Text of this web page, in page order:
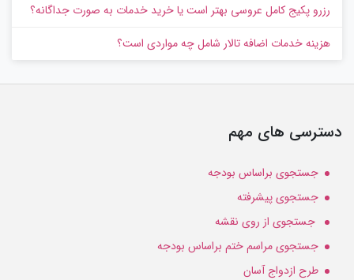
رزرو پکیج کامل عروسی بهتر است یا خرید خدمات به‌ صورت جداگانه؟
هزینه خدمات اضافه تالار شامل چه مواردی است؟
دسترسی های مهم
جستجوی براساس بودجه
جستجوی پیشرفته
جستجوی از روی نقشه
جستجوی مراسم ختم براساس بودجه
طرح ازدواج آسان